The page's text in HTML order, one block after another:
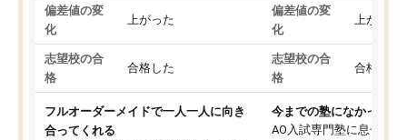
偏差値の変
化
上がった
志望校の合
格
合格した
フルオーダーメイドで一人一人に向き
合ってくれる
偏差値の変
化
上がった
志望校の合
格
合格した
今までの塾になかった
AO入試専門塾に息子を